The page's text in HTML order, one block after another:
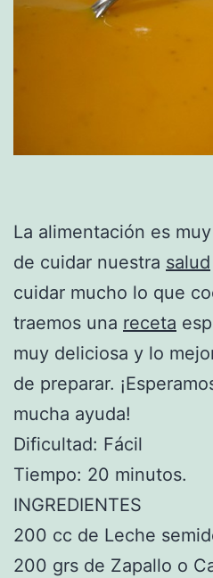
La alimentación es
de cuidar nuestra salud
cuidar mucho lo que
traemos una receta
muy deliciosa y lo
de preparar.
mucha ayuda!
Dificultad: Fácil
Tiempo: 20 minutos.
INGREDIENTES
200 cc de Leche
200 grs de Zapallo o